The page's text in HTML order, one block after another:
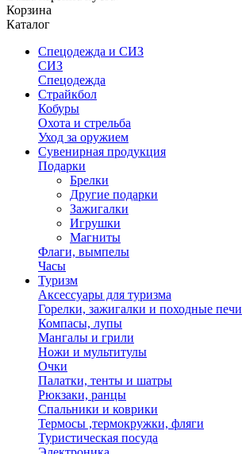
Корзина
Каталог
Спецодежда и СИЗ
СИЗ
Спецодежда
Страйкбол
Кобуры
Охота и стрельба
Уход за оружием
Сувенирная продукция
Подарки
Брелки
Другие подарки
Зажигалки
Игрушки
Магниты
Флаги, вымпелы
Часы
Туризм
Аксессуары для туризма
Горелки, зажигалки и походные печи
Компасы, лупы
Мангалы и грили
Ножи и мультитулы
Очки
Палатки, тенты и шатры
Рюкзаки, ранцы
Спальники и коврики
Термосы ,термокружки, фляги
Туристическая посуда